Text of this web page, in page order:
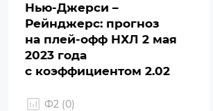
Нью-Джерси –
Рейнджерс: прогноз
на плей-офф НХЛ 2 мая
2023 года
с коэффициентом 2.02
Ф2 (0)